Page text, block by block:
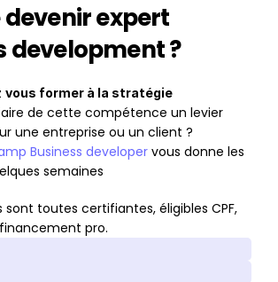
devenir expert
development ?
vous former à la stratégie
de cette compétence un levier
une entreprise ou un client ?
Business developer vous donne les
semaines
sont toutes certifiantes, éligibles CPF,
pro.